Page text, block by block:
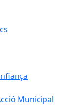
Municipal